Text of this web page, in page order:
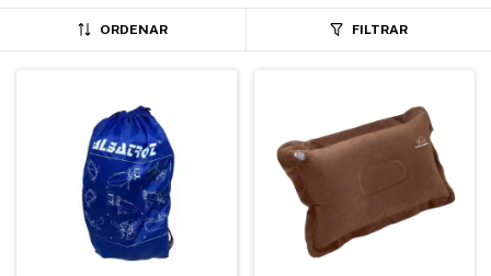
ORDENAR FILTRAR